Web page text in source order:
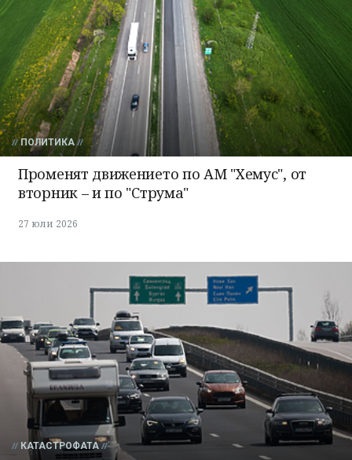
ПОЛИТИКА
Променят движението по АМ "Хемус", от
вторник – и по "Струма"
27 юли 2026
КАТАСТРОФАТА